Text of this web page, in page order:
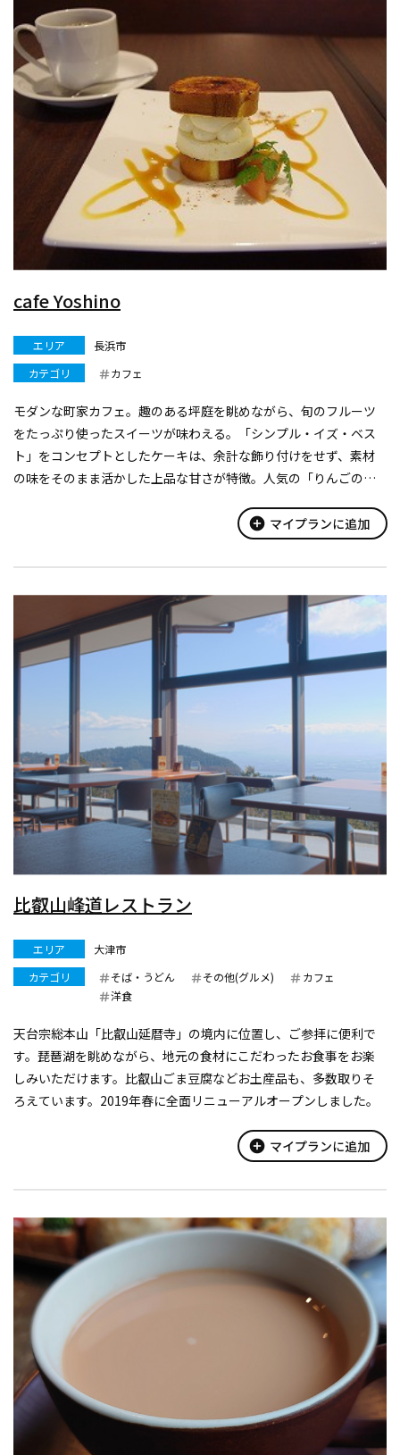
cafe Yoshino
エリア
長浜市
カテゴリ
カフェ
モダンな町家カフェ。趣のある坪庭を眺めながら、旬のフルーツ
をたっぷり使ったスイーツが味わえる。「シンプル・イズ・ベス
ト」をコンセプトとしたケーキは、余計な飾り付けをせず、素材
の味をそのまま活かした上品な甘さが特徴。人気の「りんごのチ
add_circle マイプランに追加
比叡山峰道レストラン
エリア
大津市
カテゴリ
そば・うどん その他(グルメ)
カフェ
洋食
天台宗総本山「比叡山延暦寺」の境内に位置し、ご参拝に便利で
す。琵琶湖を眺めながら、地元の食材にこだわったお食事をお楽
しみいただけます。比叡山ごま豆腐などお土産品も、多数取りそ
ろえています。2019年春に全面リニューアルオープンしました。
add_circle マイプランに追加